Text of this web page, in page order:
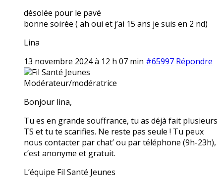
désolée pour le pavé
bonne soirée ( ah oui et j’ai 15 ans je suis en 2 nd)
Lina
13 novembre 2024 à 12 h 07 min #65997 Répondre
Fil Santé Jeunes
Modérateur/modératrice
Bonjour lina,
Tu es en grande souffrance, tu as déjà fait plusieurs
TS et tu te scarifies. Ne reste pas seule ! Tu peux
nous contacter par chat’ ou par téléphone (9h-23h),
c’est anonyme et gratuit.
L’équipe Fil Santé Jeunes